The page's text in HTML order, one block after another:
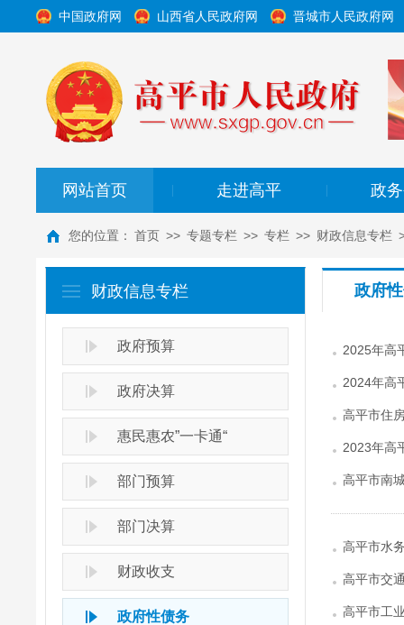
中国政府网 山西省人民政府网 晋城市人民政府网
网站首页 走进高平 政
您的位置： 首页 >> 专题专栏 >> 专栏 >> 财政信息专栏
财政信息专栏
政府预算
政府决算
惠民惠农”一卡通“
部门预算
部门决算
财政收支
政府性债务
政府
2025年高
2024年高
高平市住
2023年高
高平市南
高平市水
高平市交
高平市工